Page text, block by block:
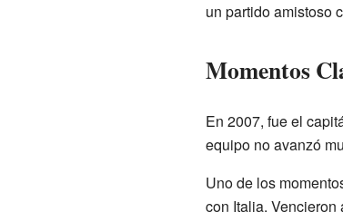
un partido amistoso
Momentos
En 2007, fue el
equipo no avanzó
Uno de los
con Italia. Vencieron